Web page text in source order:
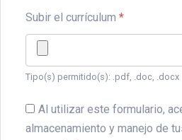
Subir el currículum *
Tipo(s) permitido(s): .pdf, .doc, .docx
Al utilizar este formulario,
almacenamiento y manejo de